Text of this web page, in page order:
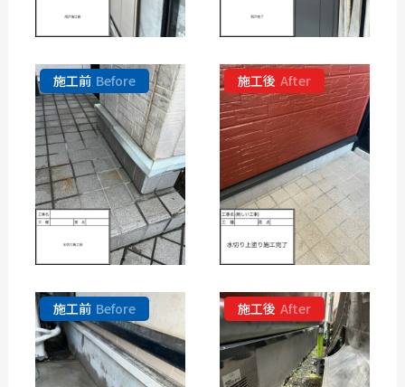
施工前 Before 施工後 After
施工前 Before 施工後 After